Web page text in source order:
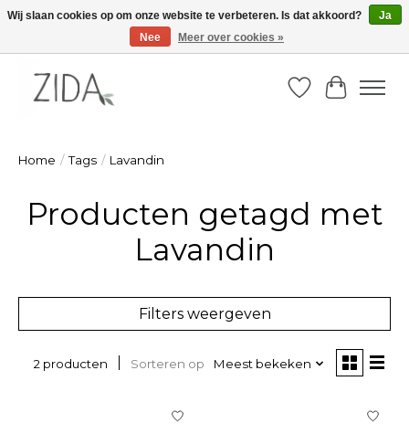
Zondag 22 maart 2026, OPEN ATELIER van 14u -16u
Verlanglijst
Home / Tags / Lavandin
Producten getagd met
Lavandin
Filters weergeven
2 producten Sorteren op Meest bekeken
Wij slaan cookies op om onze website te verbeteren. Is dat akkoord?
Ja
Nee
Meer over cookies »